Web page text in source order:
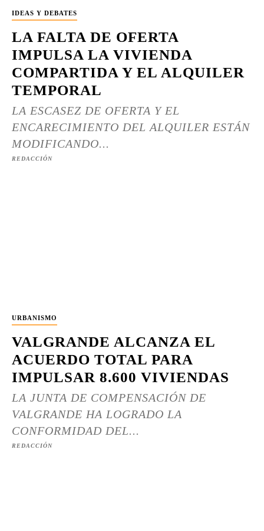
IDEAS Y DEBATES
LA FALTA DE OFERTA
IMPULSA LA VIVIENDA
COMPARTIDA Y EL ALQUILER
TEMPORAL
LA ESCASEZ DE OFERTA Y EL
ENCARECIMIENTO DEL ALQUILER ESTÁN
MODIFICANDO...
REDACCIÓN
URBANISMO
VALGRANDE ALCANZA EL
ACUERDO TOTAL PARA
IMPULSAR 8.600 VIVIENDAS
LA JUNTA DE COMPENSACIÓN DE
VALGRANDE HA LOGRADO LA
CONFORMIDAD DEL...
REDACCIÓN